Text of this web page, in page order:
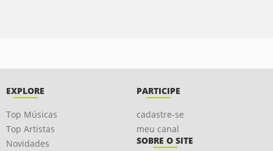
EXPLORE
Top Músicas
Top Artistas
Novidades
PARTICIPE
cadastre-se
meu canal
SOBRE O SITE